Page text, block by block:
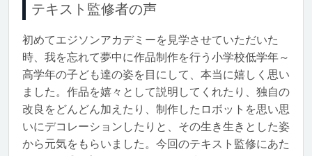
テキスト監修者の声
初めてエジソンアカデミーを見学させていただいた
時、我を忘れて夢中に作品制作を行う小学校低学年～
高学年の子ども達の姿を目にして、本当に嬉しく思い
ました。作品を嬉々として説明してくれたり、独自の
改良をどんどん加えたり、制作したロボットを思い思
いにデコレーションしたりと、その生き生きとした姿
から元気をもらいました。今回のテキスト監修にあた